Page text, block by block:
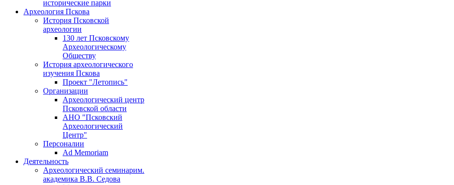
исторические парки
Археология Пскова
История Псковской
археологии
130 лет Псковскому
Археологическому
Обществу
История археологического
изучения Пскова
Проект "Летопись"
Организации
Археологический центр
Псковской области
АНО "Псковский
Археологический
Центр"
Персоналии
Ad Memoriam
Деятельность
Археологический семинарим.
академика В.В. Седова